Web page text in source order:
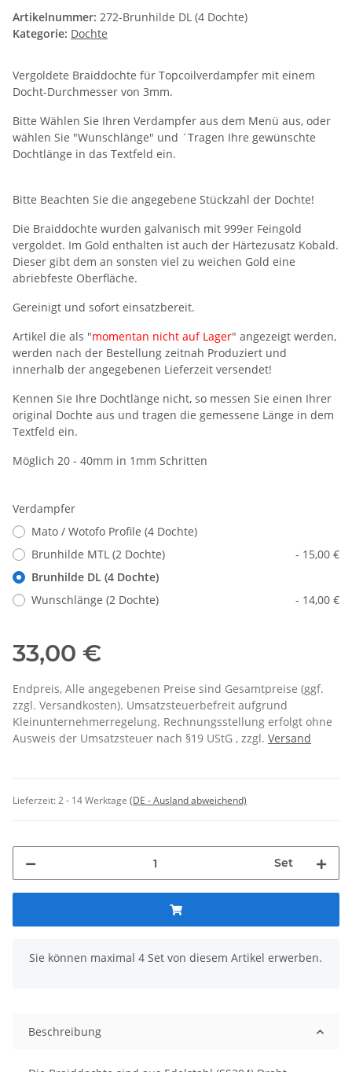
Artikelnummer: 272-Brunhilde DL (4 Dochte)
Kategorie: Dochte
Vergoldete Braiddochte für Topcoilverdampfer mit einem
Docht-Durchmesser von 3mm.
Bitte Wählen Sie Ihren Verdampfer aus dem Menü aus, oder
wählen Sie "Wunschlänge" und ´Tragen Ihre gewünschte
Dochtlänge in das Textfeld ein.
Bitte Beachten Sie die angegebene Stückzahl der Dochte!
Die Braiddochte wurden galvanisch mit 999er Feingold
vergoldet. Im Gold enthalten ist auch der Härtezusatz Kobald.
Dieser gibt dem an sonsten viel zu weichen Gold eine
abriebfeste Oberfläche.
Gereinigt und sofort einsatzbereit.
Artikel die als "momentan nicht auf Lager" angezeigt werden,
werden nach der Bestellung zeitnah Produziert und
innerhalb der angegebenen Lieferzeit versendet!
Kennen Sie Ihre Dochtlänge nicht, so messen Sie einen Ihrer
original Dochte aus und tragen die gemessene Länge in dem
Textfeld ein.
Möglich 20 - 40mm in 1mm Schritten
Verdampfer
Mato / Wotofo Profile (4 Dochte)
Brunhilde MTL (2 Dochte)
- 15,00 €
Brunhilde DL (4 Dochte)
Wunschlänge (2 Dochte)
- 14,00 €
33,00 €
Endpreis, Alle angegebenen Preise sind Gesamtpreise (ggf.
zzgl. Versandkosten). Umsatzsteuerbefreit aufgrund
Kleinunternehmerregelung. Rechnungsstellung erfolgt ohne
Ausweis der Umsatzsteuer nach §19 UStG , zzgl. Versand
Lieferzeit:2 - 14 Werktage (DE - Ausland abweichend)
Set
x
Sie können maximal 4 Set von diesem Artikel erwerben.
Beschreibung